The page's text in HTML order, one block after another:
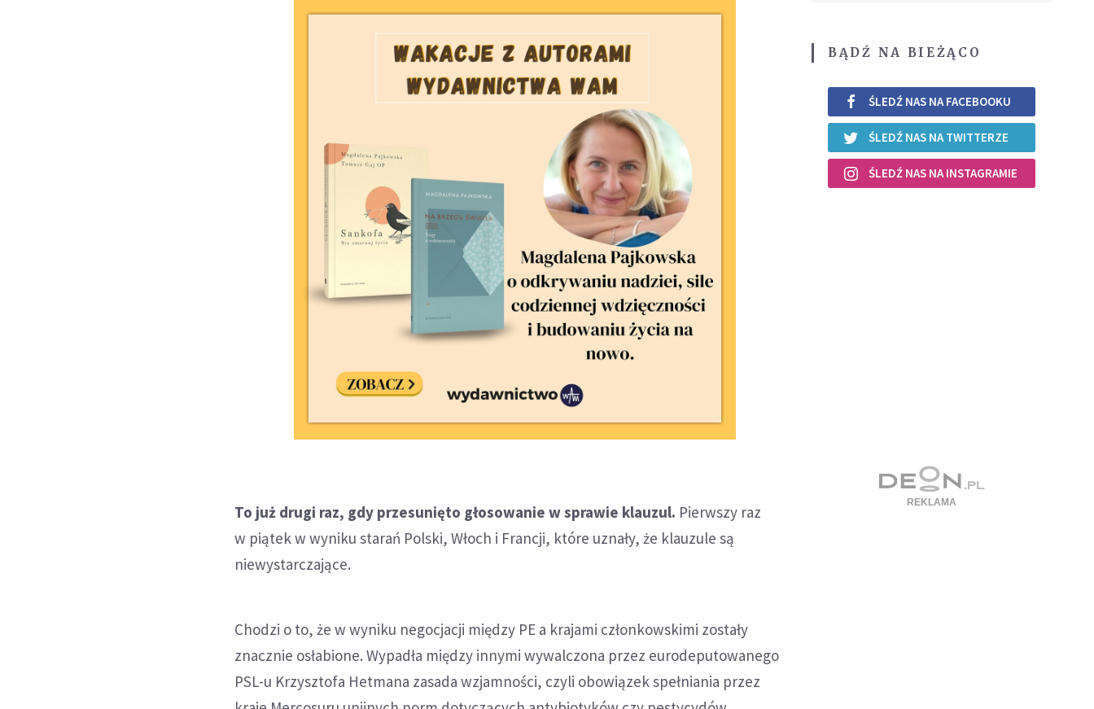
To już drugi raz, gdy przesunięto głosowanie w sprawie klauzul. Pierwszy raz
w piątek w wyniku starań Polski, Włoch i Francji, które uznały, że klauzule są
niewystarczające.
Chodzi o to, że w wyniku negocjacji między PE a krajami członkowskimi zostały
znacznie osłabione. Wypadła między innymi wywalczona przez eurodeputowanego
PSL-u Krzysztofa Hetmana zasada wzjamności, czyli obowiązek spełniania przez
BĄDŹ NA BIEŻĄCO
ŚLEDŹ NAS NA FACEBOOKU
ŚLEDŹ NAS NA TWITTERZE
ŚLEDŹ NAS NA INSTAGRAMIE